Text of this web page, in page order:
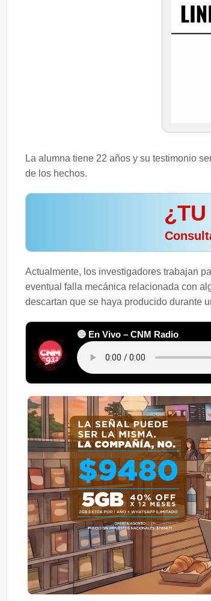
La alumna tiene 22 años y su testimonio
de los hechos.
Actualmente, los investigadores trabajan
eventual falla mecánica relacionada con
descartan que se haya producido durante
🔴 En Vivo – CNM Radio